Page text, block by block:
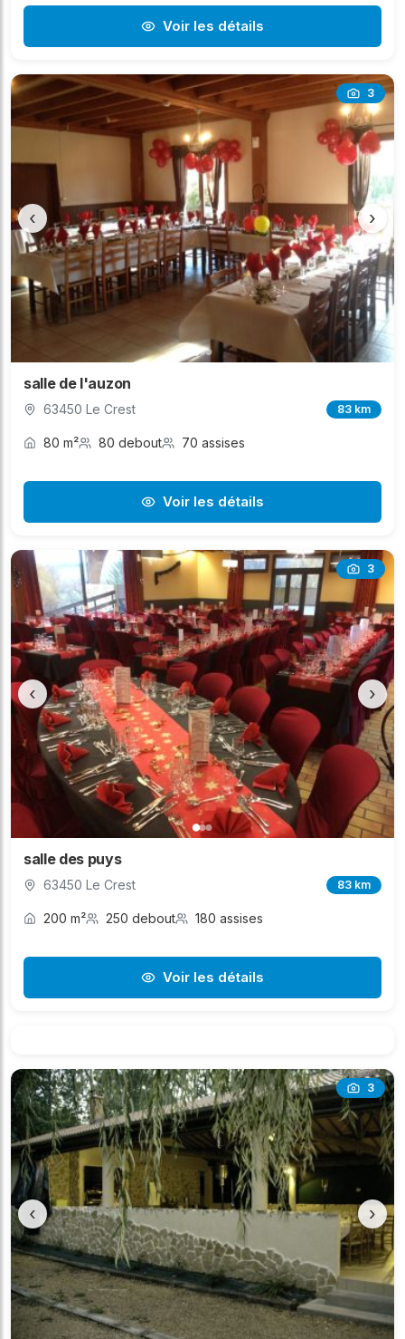
Voir les détails
3
‹ ›
salle de l'auzon
63450 Le Crest 83 km
80 m² 80 debout 70 assises
Voir les détails
3
‹ ›
salle des puys
63450 Le Crest 83 km
200 m² 250 debout 180 assises
Voir les détails
3
‹ ›